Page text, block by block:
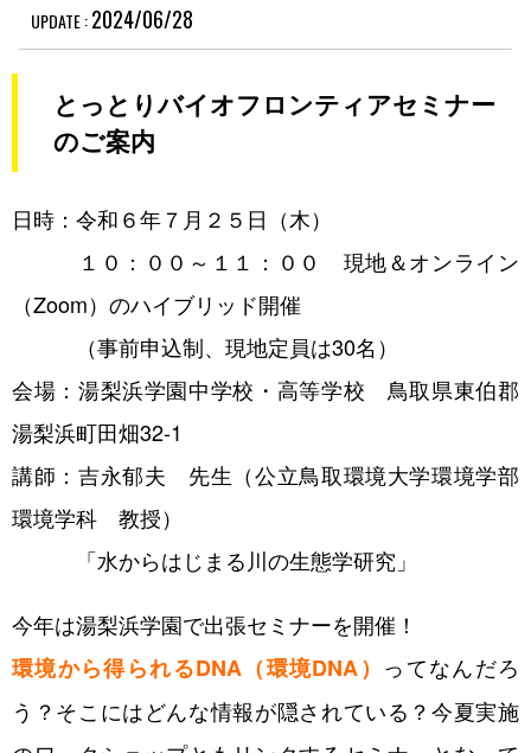
パンフレット
アクセス
レンタルラボのご案内
動物実験・遺伝子組換え実験のご案内
人材育成情報
セミナー
ワークショップ
メール配信登録
UPDATE :2024/06/28
とっとりバイオフロンティアセミナー
のご案内
日時：令和６年７月２５日（木）
１０：００～１１：００ 現地＆オンライン
（Zoom）のハイブリッド開催
（事前申込制、現地定員は30名）
会場：湯梨浜学園中学校・高等学校 鳥取県東伯郡
湯梨浜町田畑32-1
講師：吉永郁夫 先生（公立鳥取環境大学環境学部
環境学科 教授）
「水からはじまる川の生態学研究」
今年は湯梨浜学園で出張セミナーを開催！
環境から得られるDNA（環境DNA） ってなんだろ
う？そこにはどんな情報が隠されている？今夏実施